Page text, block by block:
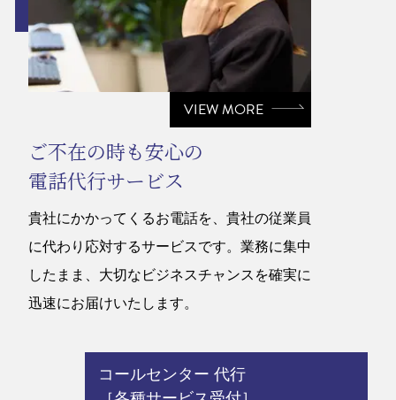
VIEW MORE
ご不在の時も安心の
電話代行サービス
貴社にかかってくるお電話を、貴社の従業員
に代わり応対するサービスです。業務に集中
したまま、大切なビジネスチャンスを確実に
迅速にお届けいたします。
コールセンター 代行